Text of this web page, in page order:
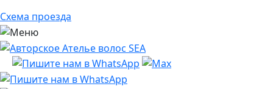
Схема проезда